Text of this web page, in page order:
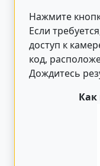
Нажмите
Если
доступ к
код,
Дождитесь
Как